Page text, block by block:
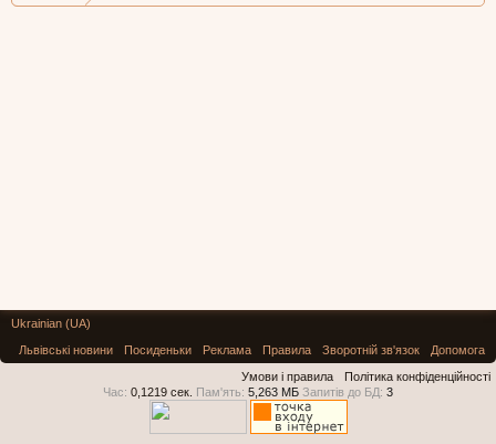
Ukrainian (UA)
Львівські новини
Посиденьки Реклама Правила Зворотній зв'язок
Допомога
Умови і правила
Політика конфіденційності
Час: 0,1219 сек. Пам'ять: 5,263 МБ Запитів до БД: 3